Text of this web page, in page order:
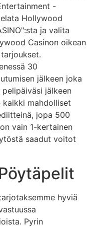
-
Hollywood
ja valita
Casinon oikean
30
jälkeen joka
pelipäiväsi jälkeen
mahdolliset
jopa 500
vain 1-kertainen
saadut voitot
hyviä
Pyrin